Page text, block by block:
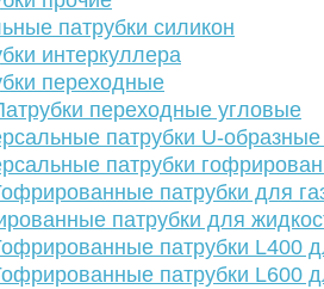
патрубки силикон
интеркуллера
переходные
переходные угловые
патрубки U-
патрубки
патрубки для
патрубки для
патрубки L400
патрубки L600